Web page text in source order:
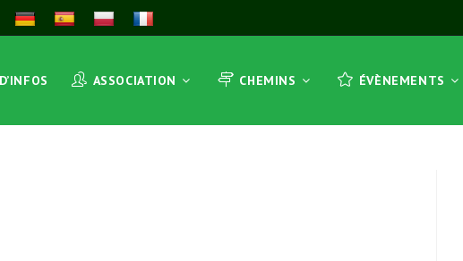
ASSOCIATION CHEMINS ÉVÈNEMENTS